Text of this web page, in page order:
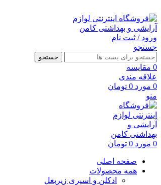
ورود / ثبت نام
جستجو
جستجو
0 مقايسه
علاقه مندی
0 مورد 0 تومان
منو
0 مورد 0 تومان
صفحه اصلی
همه محصولات
ادکلن و اسپری زیربغل